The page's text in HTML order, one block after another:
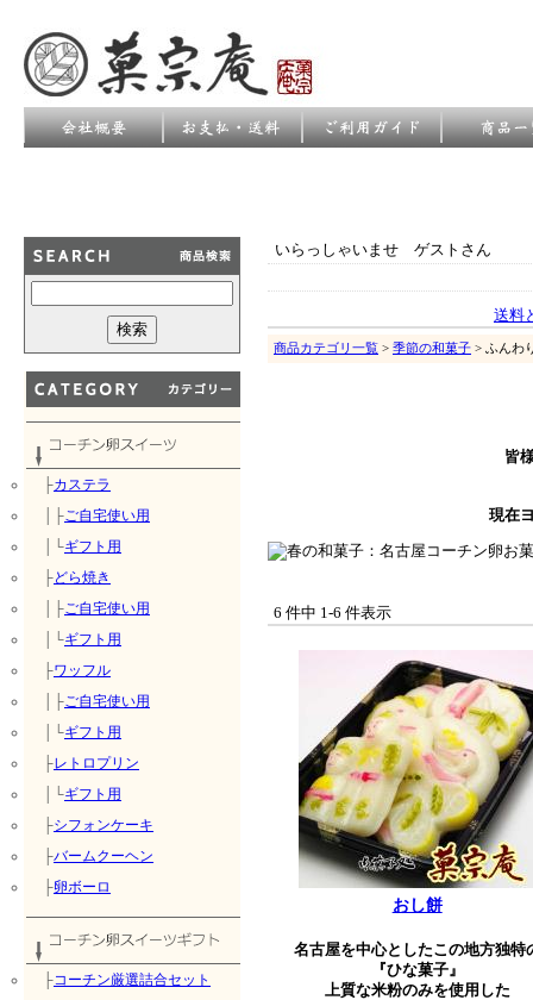
├カステラ
│├ご自宅使い用
│└ギフト用
├どら焼き
│├ご自宅使い用
│└ギフト用
├ワッフル
│├ご自宅使い用
│└ギフト用
├レトロプリン
│└ギフト用
├シフォンケーキ
├バームクーヘン
├卵ボーロ
├コーチン厳選詰合セット
いらっしゃいませ ゲストさん
送料
商品カテゴリ一覧 > 季節の和菓子 > ふんわ
皆
現在
6 件中 1-6 件表示
おし餅
名古屋を中心としたこの地方独特
『ひな菓子』
上質な米粉のみを使用した